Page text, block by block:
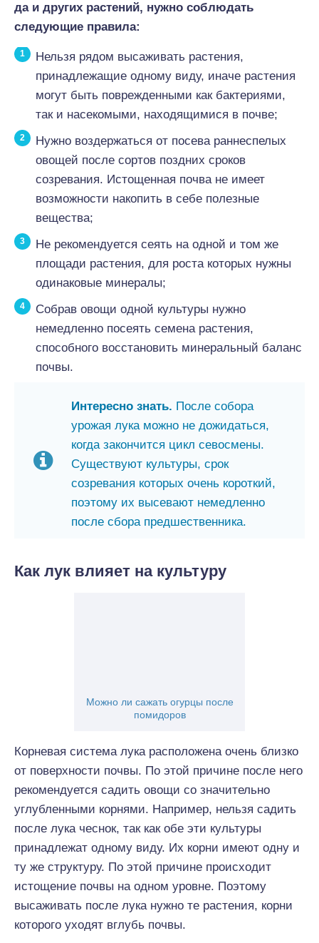
да и других растений, нужно соблюдать
следующие правила:
Нельзя рядом высаживать растения,
принадлежащие одному виду, иначе растения
могут быть поврежденными как бактериями,
так и насекомыми, находящимися в почве;
Нужно воздержаться от посева раннеспелых
овощей после сортов поздних сроков
созревания. Истощенная почва не имеет
возможности накопить в себе полезные
вещества;
Не рекомендуется сеять на одной и том же
площади растения, для роста которых нужны
одинаковые минералы;
Собрав овощи одной культуры нужно
немедленно посеять семена растения,
способного восстановить минеральный баланс
почвы.
Интересно знать. После собора
урожая лука можно не дожидаться,
когда закончится цикл севосмены.
Существуют культуры, срок
созревания которых очень короткий,
поэтому их высевают немедленно
после сбора предшественника.
Как лук влияет на культуру
Можно ли сажать огурцы после
помидоров
Корневая система лука расположена очень близко
от поверхности почвы. По этой причине после него
рекомендуется садить овощи со значительно
углубленными корнями. Например, нельзя садить
после лука чеснок, так как обе эти культуры
принадлежат одному виду. Их корни имеют одну и
ту же структуру. По этой причине происходит
истощение почвы на одном уровне. Поэтому
высаживать после лука нужно те растения, корни
которого уходят вглубь почвы.